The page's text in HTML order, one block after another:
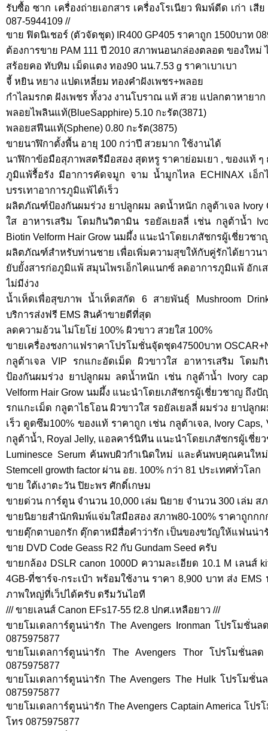
รับซื้อ ซาก เครื่องถ่ายเอกสาร เครื่องโรเนียว พิมพ์ดีด เก่า เสี
087-5944109 //
ขาย ฟิดนิเชอร์ (ตัวจัดชุด) IR400 GP405 ราคาถูก 1500บาท
ต้องการขาย PAM 111 ปี 2010 สภาพนอนกล่องตลอด ของใหม่
สร้อยคอ ทับทิม เม็ดแตง ทอง90 นน.7.53 g ราคาเบาเบา
จี้ หยิน หยาง แปดเหลี่ยม ทองคำฝังเพชร+พลอย
กำไลมรกต ฝังเพชร ทั้งวง งานโบราณ แท้ สวย แปลกตาหายาก
พลอยไพลินแท้(BlueSapphire) 5.10 กะรัต(3871)
พลอยสฟีนแท้(Sphene) 0.80 กะรัต(3875)
ขายนาฬิกาตั้งพื้น อายุ 100 กว่าปี สวยมาก ใช้งานได้
นาฬิกาข้อมือสุภาพสตรีมือสอง สุดหรู ราคาย่อมเยา , ของแท้ ๆ
ภูมิแพ้รื้อรัง มีอาการคัดจมูก จาม น้ำมูกไหล ECHINAX เอ็ก
บรรเทาอาการภูมิแพ้ได้เร็ว
ผลิตภัณฑ์ป้องกันผมร่วง ยาปลูกผม ลดน้ำหนัก กลูต้าเจล Ivory
ใส อาหารเสริม โดมกินวิตามิน รอยัลเยลลี่ เช่น กลูต้าน้ำ
Biotin Velform Hair Grow นมผึ้ง แนะนำโดยเภสัชกรผู้เชี่ยวช
ผลิตภัณฑ์สำหรับท่านชาย เพื่อเพิ่มความสุขให้กับคู่รักได้ยาวน
ยับยั้งสารก่อภูมิแพ้ สมุนไพรเอ็กไคแนกซ์ ลดอาการภูมิแพ้ อัก
ไม่มีง่วง
น้ำเห็ดเพื่อสุขภาพ น้ำเห็ดสกัด 6 สายพันธุ์ Mushroom
บริการส่งฟรี EMS สินค้าขายดีที่สุด
ลดความอ้วน ไม่โยโย่ 100% ผิวขาว สวยใส 100%
ขายเครื่องชงกาแฟราคาโปรโมชั่นจุัดชุด47500บาท
กลูต้าเจล VIP รกแกะอัดเม็ด ผิวขาวใส อาหารเสริม โด
ป้องกันผมร่วง ยาปลูกผม ลดน้ำหนัก เช่น กลูต้าน้ำ Ivory
Velform Hair Grow นมผึ้ง แนะนำโดยเภสัชกรผู้เชี่ยวชาญ ถึง
รกแกะเม็ด กลูตาไธโอน ผิวขาวใส รอยัลเยลลี่ ผมร่วง ยาปลูก
เร็ว ดูดซึม100% ของแท้ ราคาถูก เช่น กลูต้าเจล, Ivory Caps,
กลูต้าน้ำ, Royal Jelly, แอลคาร์นิทีน แนะนำโดยเภสัชกรผู้เชี่ยว
Luminesce Serum ค้นพบผิวกำเนิดใหม่ และค้นพบคุณคนให
Stemcell growth factor ผ่าน อย. 100% กว่า 81 ประเทศทั่วโลก
ขาย ใต้เงาตะวัน ปิยะพร ศักดิ์เกษม
ขายด่วน การ์ตูน จำนวน 10,000 เล่ม นิยาย จำนวน 300 เล่ม
ขายนิยายสำนักพิมพ์แจ่มใสมือสอง สภาพ80-100% ราคาถูกกก
ขายตุ๊กตาบอกรัก ตุ๊กตาหมีสื่อคำว่ารัก เป็นของขวัญให้แฟนน่า
ขาย DVD Code Geass R2 กับ Gundam Seed ครับ
ขายกล้อง DSLR canon 1000D ความละเอียด 10.1 M เลนส์
4GB-ที่ชาร์จ-กระเป๋า พร้อมใช้งาน ราคา 8,900 บาท ส่ง EMS
ภาพใหญ่ที่เว็ปได้ครับ ดรีมวันไอที
/// ขายเลนส์ Canon EFs17-55 f2.8 ปกศ.เหลือยาว ///
ขายโมเดลการ์ตูนน่ารัก The Avengers Ironman โปรโมชั่
0875975877
ขายโมเดลการ์ตูนน่ารัก The Avengers Thor โปรโมชั่น
0875975877
ขายโมเดลการ์ตูนน่ารัก The Avengers The Hulk โปรโมชั่
0875975877
ขายโมเดลการ์ตูนน่ารัก The Avengers Captain America โป
โทร 0875975877